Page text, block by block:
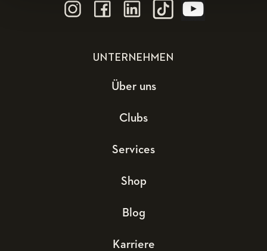
UNTERNEHMEN
Über uns
Clubs
Services
Shop
Blog
Karriere